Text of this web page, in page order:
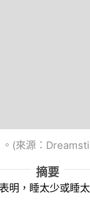
(來源：
摘要
明，睡太少或睡